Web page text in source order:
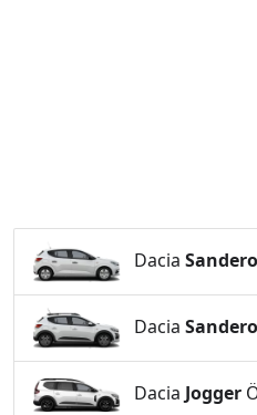
Dacia Sandero
Dacia
Dacia Jogger